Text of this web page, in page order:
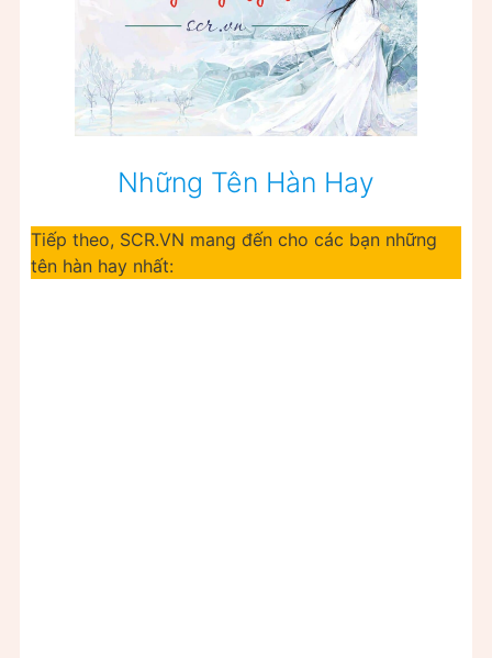
Những Tên Hàn Hay
Tiếp theo, SCR.VN mang đến cho các bạn những
tên hàn hay nhất: